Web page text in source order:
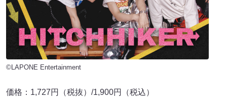
©LAPONE Entertainment
価格：1,727円（税抜）/1,900円（税込）